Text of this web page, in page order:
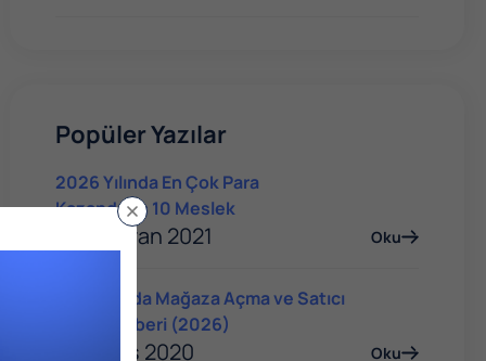
Popüler Yazılar
2026 Yılında En Çok Para
Kazandıran 10 Meslek
04 Haziran 2021 Oku
Trendyol'da Mağaza Açma ve Satıcı
Olma Rehberi (2026)
14 Mayıs 2020 Oku